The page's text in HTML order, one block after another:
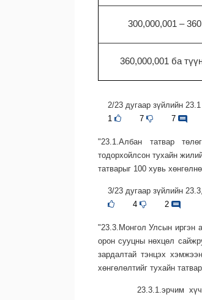
300,000,001 –
360,000,001 ба
2/23 дугаар зүйлийн
1
7 7
"23.1.Албан татвар
тодорхойлсон тухайн
татварыг 100 хувь
3/23 дугаар зүйлийн
4
2
"23.3.Монгол Улсын иргэн
орон сууцны нөхцөл
зардалтай тэнцэх
хөнгөлөлтийг тухайн
23.3.1.эрчим